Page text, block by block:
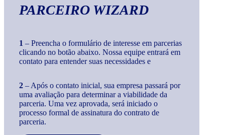
PARCEIRO WIZARD
1 – Preencha o formulário de interesse em parcerias
clicando no botão abaixo. Nossa equipe entrará em
contato para entender suas necessidades e
2 – Após o contato inicial, sua empresa passará por
uma avaliação para determinar a viabilidade da
parceria. Uma vez aprovada, será iniciado o
processo formal de assinatura do contrato de
parceria.